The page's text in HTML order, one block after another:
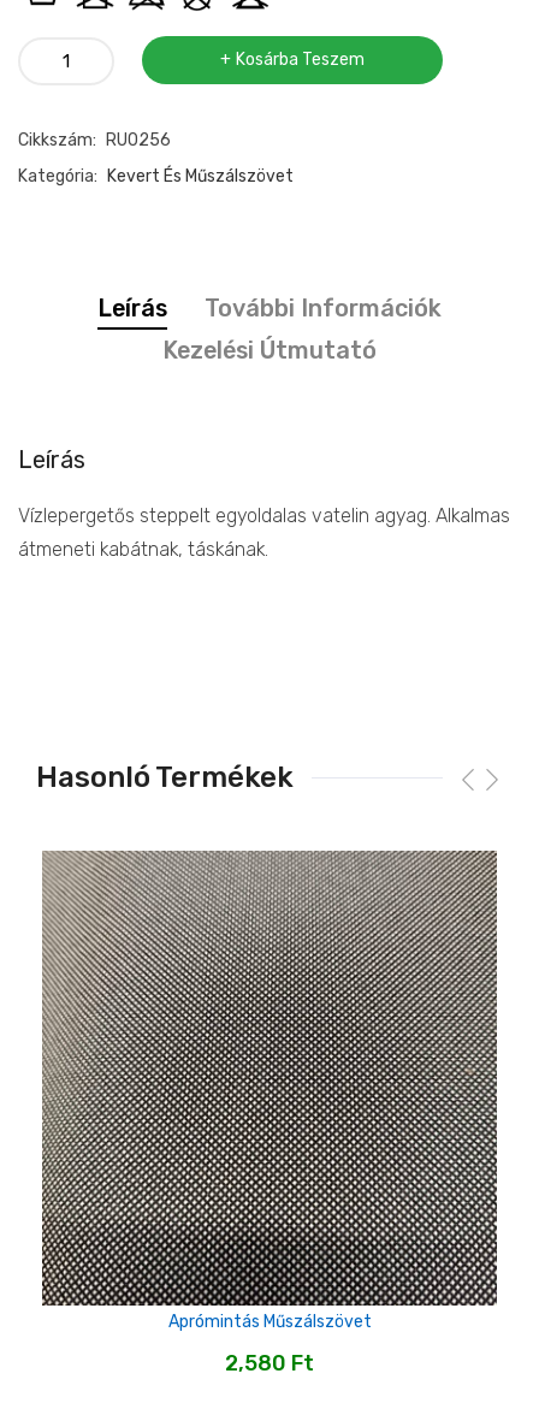
Vízlepergetős
vatelin
anyag
Kosárba Teszem
Cikkszám:
RU0256
Kategória:
Kevert És Műszálszövet
Leírás
További Információk
Kezelési Útmutató
Leírás
Vízlepergetős steppelt egyoldalas vatelin agyag. Alkalmas
átmeneti kabátnak, táskának.
Hasonló Termékek
Aprómintás Műszálszövet
2,580 Ft